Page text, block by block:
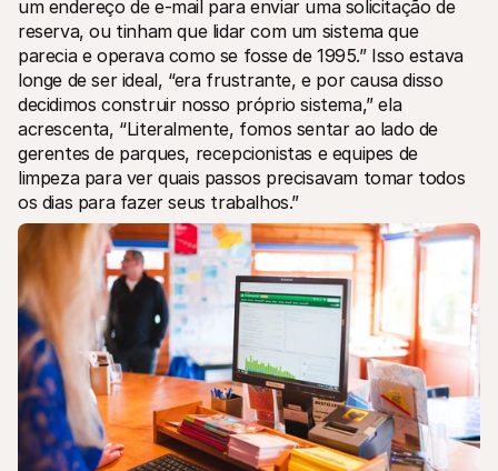
um endereço de e-mail para enviar uma solicitação de
reserva, ou tinham que lidar com um sistema que
parecia e operava como se fosse de 1995.” Isso estava
longe de ser ideal, “era frustrante, e por causa disso
decidimos construir nosso próprio sistema,” ela
acrescenta, “Literalmente, fomos sentar ao lado de
gerentes de parques, recepcionistas e equipes de
limpeza para ver quais passos precisavam tomar todos
os dias para fazer seus trabalhos.”